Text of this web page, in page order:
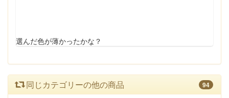
選んだ色が薄かったかな？
同じカテゴリーの他の商品 94